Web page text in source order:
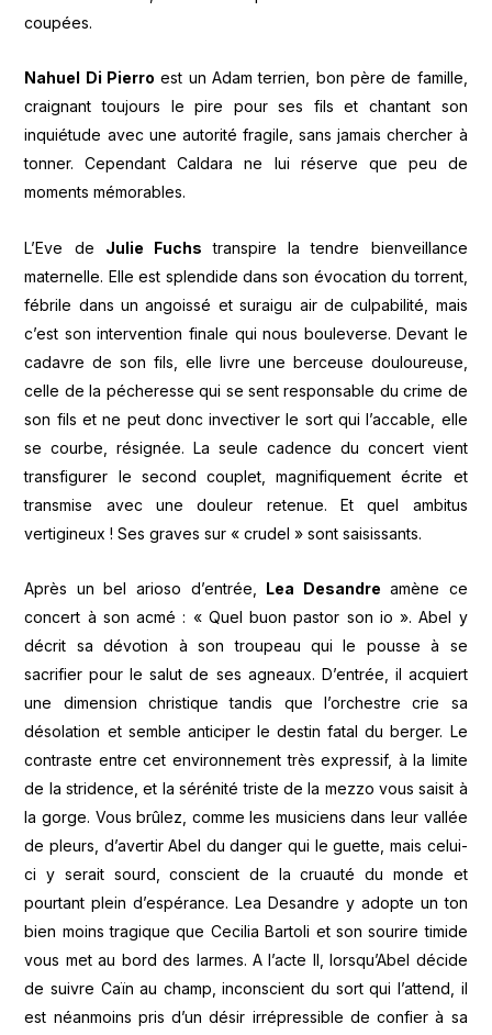
coupées.
Nahuel Di Pierro est un Adam terrien, bon père de famille,
craignant toujours le pire pour ses fils et chantant son
inquiétude avec une autorité fragile, sans jamais chercher à
tonner. Cependant Caldara ne lui réserve que peu de
moments mémorables.
L’Eve de Julie Fuchs transpire la tendre bienveillance
maternelle. Elle est splendide dans son évocation du torrent,
fébrile dans un angoissé et suraigu air de culpabilité, mais
c’est son intervention finale qui nous bouleverse. Devant le
cadavre de son fils, elle livre une berceuse douloureuse,
celle de la pécheresse qui se sent responsable du crime de
son fils et ne peut donc invectiver le sort qui l’accable, elle
se courbe, résignée. La seule cadence du concert vient
transfigurer le second couplet, magnifiquement écrite et
transmise avec une douleur retenue. Et quel ambitus
vertigineux ! Ses graves sur « crudel » sont saisissants.
Après un bel arioso d’entrée, Lea Desandre amène ce
concert à son acmé : « Quel buon pastor son io ». Abel y
décrit sa dévotion à son troupeau qui le pousse à se
sacrifier pour le salut de ses agneaux. D’entrée, il acquiert
une dimension christique tandis que l’orchestre crie sa
désolation et semble anticiper le destin fatal du berger. Le
contraste entre cet environnement très expressif, à la limite
de la stridence, et la sérénité triste de la mezzo vous saisit à
la gorge. Vous brûlez, comme les musiciens dans leur vallée
de pleurs, d’avertir Abel du danger qui le guette, mais celui-
ci y serait sourd, conscient de la cruauté du monde et
pourtant plein d’espérance. Lea Desandre y adopte un ton
bien moins tragique que Cecilia Bartoli et son sourire timide
vous met au bord des larmes. A l’acte II, lorsqu’Abel décide
de suivre Caïn au champ, inconscient du sort qui l’attend, il
est néanmoins pris d’un désir irrépressible de confier à sa